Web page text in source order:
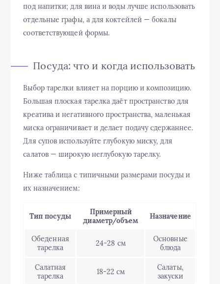
под напитки; для вина и воды лучше использовать
отдельные графы, а для коктейлей — бокалы
соответствующей формы.
Посуда: что и когда использовать
Выбор тарелки влияет на порцию и композицию.
Большая плоская тарелка даёт пространство для
креатива и негативного пространства, маленькая
миска ограничивает и делает подачу сдержаннее.
Для супов используйте глубокую миску, для
салатов — широкую неглубокую тарелку.
Ниже таблица с типичными размерами посуды и
их назначением:
Тип посуды
Примерный
диаметр/объем
Назначение
Обеденная
тарелка
24-28 см
Основные
блюда
Салатная
тарелка
18-22 см
Салаты,
закуски